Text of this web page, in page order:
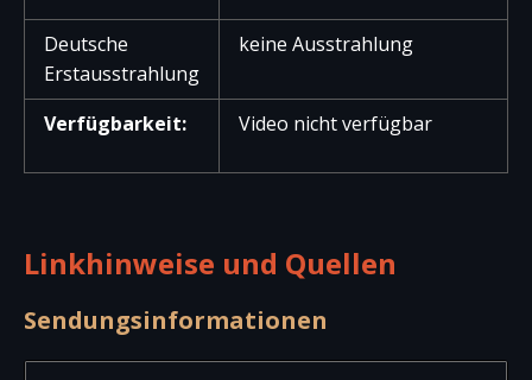
Deutsche
Erstausstrahlung
keine Ausstrahlung
Verfügbarkeit: Video nicht verfügbar
Linkhinweise und Quellen
Sendungsinformationen